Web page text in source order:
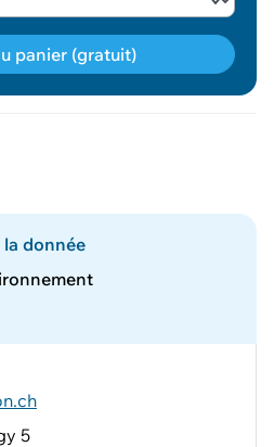
donnée
5
panier (gratuit)
le panier